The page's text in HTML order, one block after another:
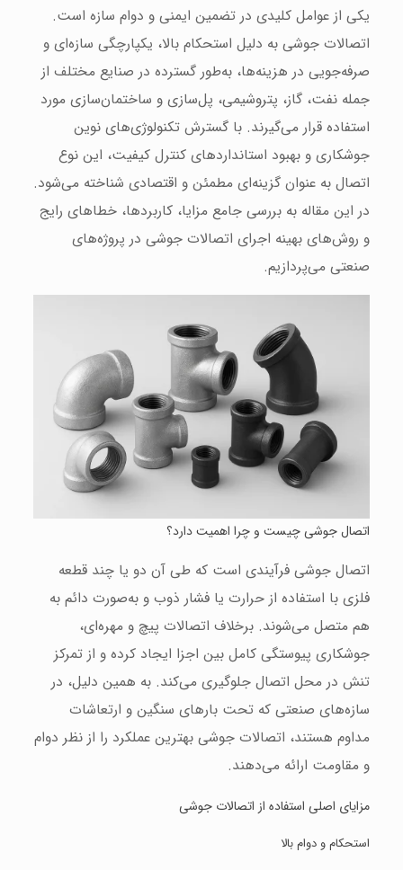
یکی از عوامل کلیدی در تضمین ایمنی و دوام سازه است.
اتصالات جوشی به دلیل استحکام بالا، یکپارچگی سازه‌ای و
صرفه‌جویی در هزینه‌ها، به‌طور گسترده در صنایع مختلف از
جمله نفت، گاز، پتروشیمی، پل‌سازی و ساختمان‌سازی مورد
استفاده قرار می‌گیرند. با گسترش تکنولوژی‌های نوین
جوشکاری و بهبود استانداردهای کنترل کیفیت، این نوع
اتصال به عنوان گزینه‌ای مطمئن و اقتصادی شناخته می‌شود.
در این مقاله به بررسی جامع مزایا، کاربردها، خطاهای رایج
و روش‌های بهینه اجرای اتصالات جوشی در پروژه‌های
صنعتی می‌پردازیم.
اتصال جوشی چیست و چرا اهمیت دارد؟
اتصال جوشی فرآیندی است که طی آن دو یا چند قطعه
فلزی با استفاده از حرارت یا فشار ذوب و به‌صورت دائم به
هم متصل می‌شوند. برخلاف اتصالات پیچ و مهره‌ای،
جوشکاری پیوستگی کامل بین اجزا ایجاد کرده و از تمرکز
تنش در محل اتصال جلوگیری می‌کند. به همین دلیل، در
سازه‌های صنعتی که تحت بارهای سنگین و ارتعاشات
مداوم هستند، اتصالات جوشی بهترین عملکرد را از نظر دوام
و مقاومت ارائه می‌دهند.
مزایای اصلی استفاده از اتصالات جوشی
استحکام و دوام بالا